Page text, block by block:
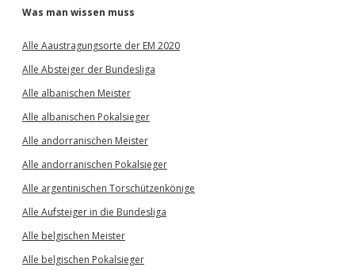
Was man wissen muss
Alle Aaustragungsorte der EM 2020
Alle Absteiger der Bundesliga
Alle albanischen Meister
Alle albanischen Pokalsieger
Alle andorranischen Meister
Alle andorranischen Pokalsieger
Alle argentinischen Torschützenkönige
Alle Aufsteiger in die Bundesliga
Alle belgischen Meister
Alle belgischen Pokalsieger